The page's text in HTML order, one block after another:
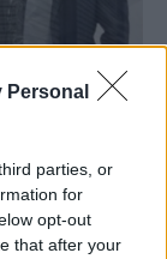
Personal
parties, or
for
opt-out
that after your